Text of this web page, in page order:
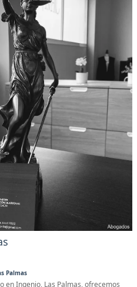
Palmas
en Ingenio, Las Palmas, ofrecemos